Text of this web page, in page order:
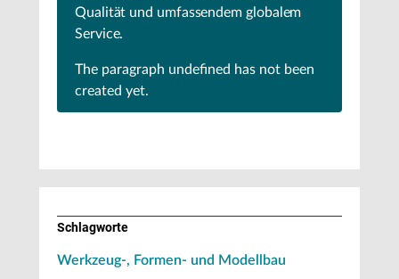
Qualität und umfassendem globalem
Service.
The paragraph undefined has not been
created yet.
Schlagworte
Werkzeug-, Formen- und Modellbau